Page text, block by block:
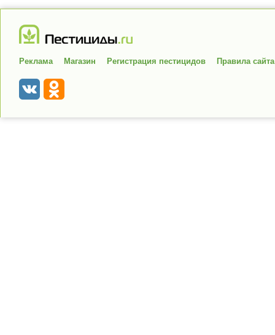
Реклама Магазин Регистрация пестицидов Правила сайта